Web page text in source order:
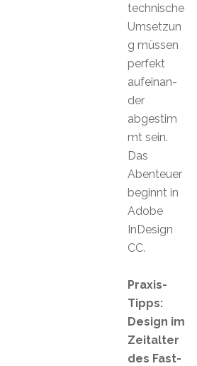
technische
Umsetzun
g müssen
perfekt
aufeinan-
der
abgestim
mt sein.
Das
Abenteuer
beginnt in
Adobe
InDesign
CC.
Praxis-
Tipps:
Design im
Zeitalter
des Fast-